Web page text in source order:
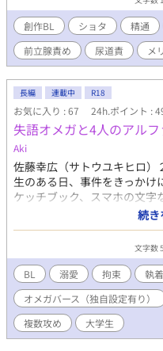
創作BL ショタ 精通
前立腺責め
尿道責 メ
長編 連載中 R18
お気に入り : 67 24h.ポイント :
失語オメガと4人のアルフ
Aki
佐藤幸広（サトウユキヒロ
生のある日、事件をきっかけ
ケッチブック、スマホの文字
攻、いつか日本から出たい
くにいた4人のアルファにレ
ら声を失ってしまった。
アルファ 幸広が高校生のと
イプした1人 柔道部強豪校で
た。 ある日、アルファの本
る。 事態は、大ごとにならず
教えて立場にいる人間ではな
をしつつトレーニングや柔道
続き
文字数
BL 溺愛 拘束 執着
オメガバース（独自設定有り）
複数攻め
大学生